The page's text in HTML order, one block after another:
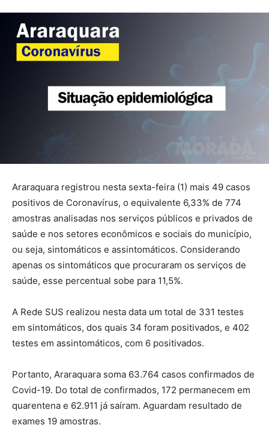
Araraquara registrou nesta sexta-feira (1) mais 49 casos
positivos de Coronavírus, o equivalente 6,33% de 774
amostras analisadas nos serviços públicos e privados de
saúde e nos setores econômicos e sociais do município,
ou seja, sintomáticos e assintomáticos. Considerando
apenas os sintomáticos que procuraram os serviços de
saúde, esse percentual sobe para 11,5%.
A Rede SUS realizou nesta data um total de 331 testes
em sintomáticos, dos quais 34 foram positivados, e 402
testes em assintomáticos, com 6 positivados.
Portanto, Araraquara soma 63.764 casos confirmados de
Covid-19. Do total de confirmados, 172 permanecem em
quarentena e 62.911 já saíram. Aguardam resultado de
exames 19 amostras.